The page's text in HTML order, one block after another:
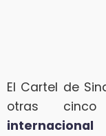
El Cartel de
otras
internacional